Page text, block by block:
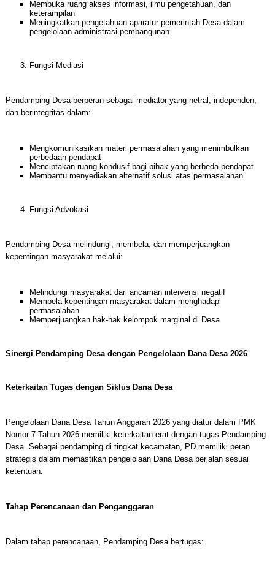
Membuka ruang akses informasi, ilmu pengetahuan, dan
keterampilan
Meningkatkan pengetahuan aparatur pemerintah Desa dalam
pengelolaan administrasi pembangunan
Fungsi Mediasi
Pendamping Desa berperan sebagai mediator yang netral, independen,
dan berintegritas dalam:
Mengkomunikasikan materi permasalahan yang menimbulkan
perbedaan pendapat
Menciptakan ruang kondusif bagi pihak yang berbeda pendapat
Membantu menyediakan alternatif solusi atas permasalahan
Fungsi Advokasi
Pendamping Desa melindungi, membela, dan memperjuangkan
kepentingan masyarakat melalui:
Melindungi masyarakat dari ancaman intervensi negatif
Membela kepentingan masyarakat dalam menghadapi
permasalahan
Memperjuangkan hak-hak kelompok marginal di Desa
Sinergi Pendamping Desa dengan Pengelolaan Dana Desa 2026
Keterkaitan Tugas dengan Siklus Dana Desa
Pengelolaan Dana Desa Tahun Anggaran 2026 yang diatur dalam PMK
Nomor 7 Tahun 2026 memiliki keterkaitan erat dengan tugas Pendamping
Desa. Sebagai pendamping di tingkat kecamatan, PD memiliki peran
strategis dalam memastikan pengelolaan Dana Desa berjalan sesuai
ketentuan.
Tahap Perencanaan dan Penganggaran
Dalam tahap perencanaan, Pendamping Desa bertugas: